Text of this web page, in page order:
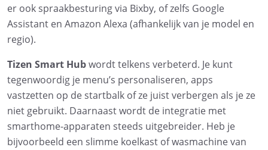
er ook spraakbesturing via Bixby, of zelfs Google
Assistant en Amazon Alexa (afhankelijk van je model en
regio).
Tizen Smart Hubwordt telkens verbeterd. Je kunt
tegenwoordig je menu’s personaliseren, apps
vastzetten op de startbalk of ze juist verbergen als je ze
niet gebruikt. Daarnaast wordt de integratie met
smarthome-apparaten steeds uitgebreider. Heb je
bijvoorbeeld een slimme koelkast of wasmachine van